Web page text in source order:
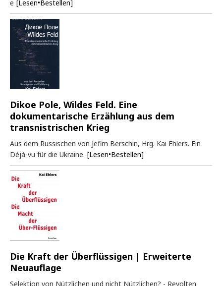
e [Lesen•Bestellen]
Dikoe Pole, Wildes Feld. Eine
dokumentarische Erzählung aus dem
transnistrischen Krieg
Aus dem Russischen von Jefim Berschin, Hrg. Kai Ehlers. Ein
Déjà-vu für die Ukraine. [Lesen•Bestellen]
Die Kraft der Überflüssigen | Erweiterte
Neuauflage
Selektion von Nützlichen und nicht Nützlichen? - Revolten